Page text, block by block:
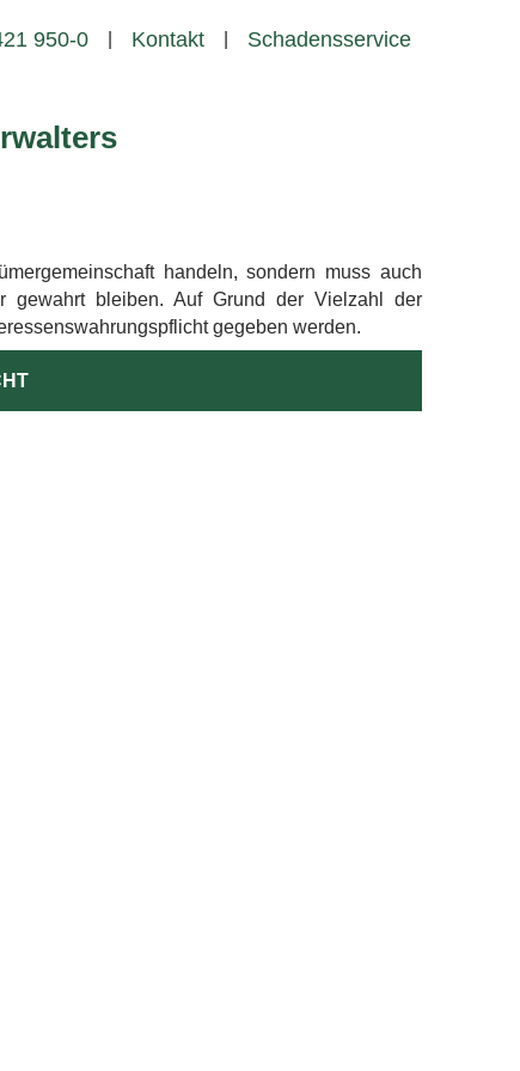
950-0 Kontakt Schadensservice
handeln, sondern muss auch
gewahrt bleiben. Auf Grund der Vielzahl der
gegeben werden.